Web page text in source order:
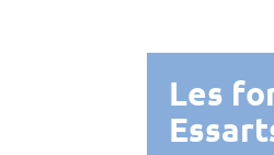
Les